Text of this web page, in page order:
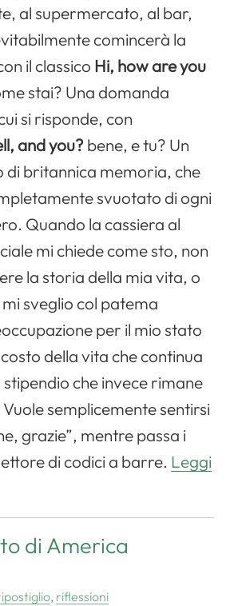
al supermercato, al bar,
comincerà la
il classico Hi, how are you
stai? Una domanda
si risponde, con
and you?bene, e tu? Un
di britannica memoria, che
svuotato di ogni
Quando la cassiera al
mi chiede come sto, non
la storia della mia vita, o
sveglio col patema
per il mio stato
della vita che continua
stipendio che invece rimane
semplicemente sentirsi
grazie”, mentre passa i
di codici a barre. Leggi
di America
, riflessioni